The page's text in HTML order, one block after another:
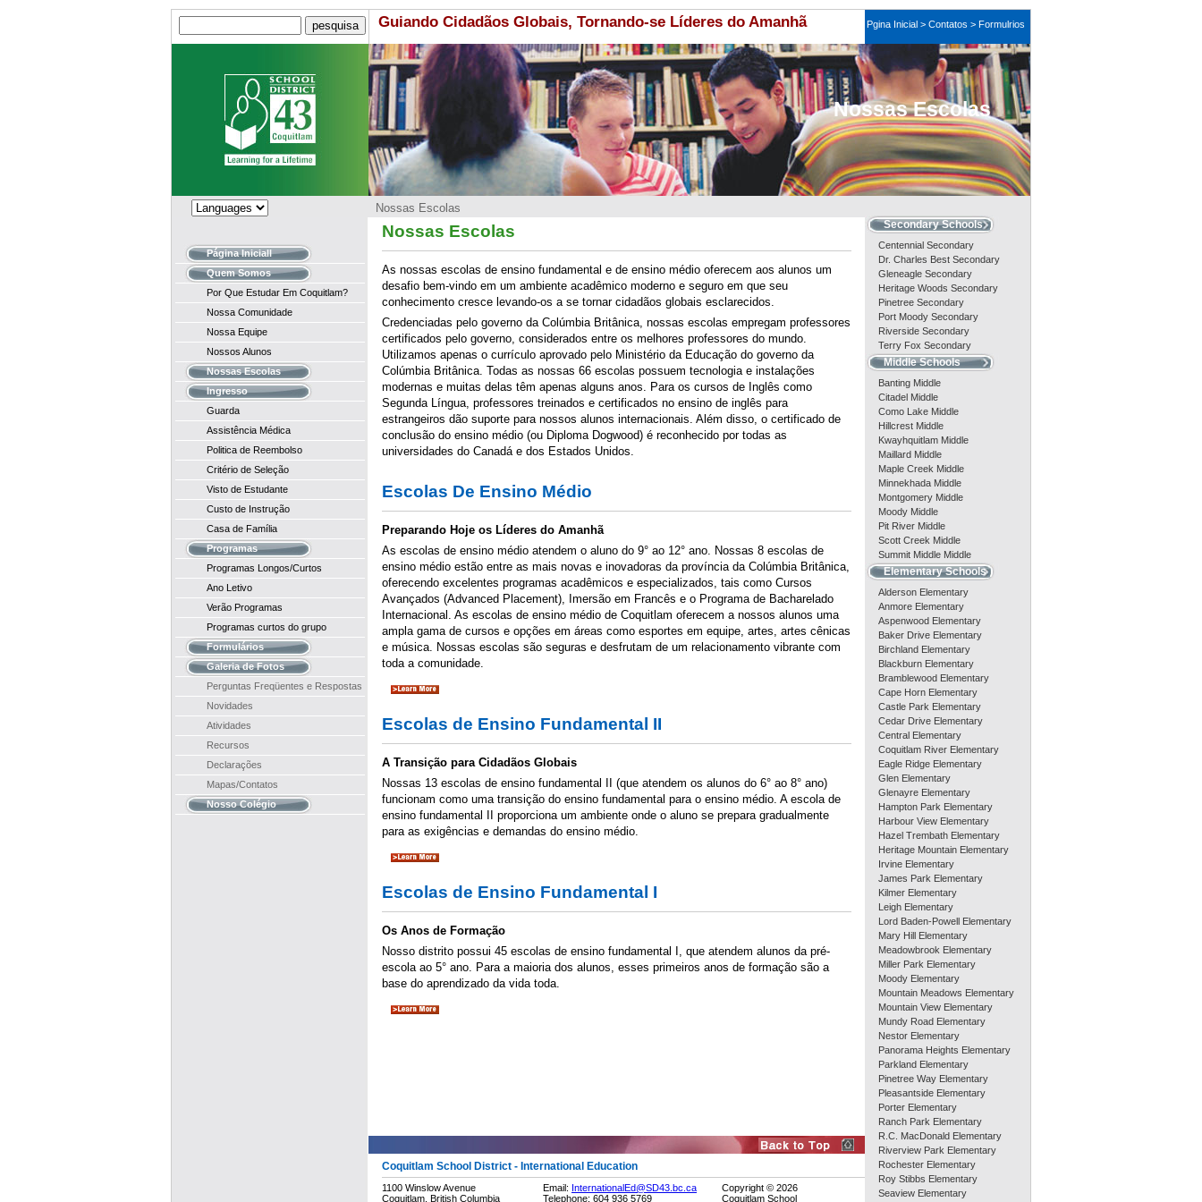
Guiando Cidadãos Globais, Tornando-se Líderes do Amanhã Pgina Inicial > Contatos > Formulrios
Nossas Escolas
Nossas Escolas
Página Iniciall
Quem Somos
Por Que Estudar Em Coquitlam?
Nossa Comunidade
Nossa Equipe
Nossos Alunos
Nossas Escolas
Ingresso
Guarda
Assistência Médica
Politica de Reembolso
Critério de Seleção
Visto de Estudante
Custo de Instrução
Casa de Família
Programas
Programas Longos/Curtos
Ano Letivo
Verão Programas
Programas curtos do grupo
Formulários
Galeria de Fotos
Perguntas Freqüentes e Respostas
Novidades
Atividades
Recursos
Declarações
Mapas/Contatos
Nosso Colégio
Nossas Escolas
As nossas escolas de ensino fundamental e de ensino médio oferecem aos alunos um
desafio bem-vindo em um ambiente acadêmico moderno e seguro em que seu
conhecimento cresce levando-os a se tornar cidadãos globais esclarecidos.
Credenciadas pelo governo da Colúmbia Britânica, nossas escolas empregam professores
certificados pelo governo, considerados entre os melhores professores do mundo.
Utilizamos apenas o currículo aprovado pelo Ministério da Educação do governo da
Colúmbia Britânica. Todas as nossas 66 escolas possuem tecnologia e instalações
modernas e muitas delas têm apenas alguns anos. Para os cursos de Inglês como
Segunda Língua, professores treinados e certificados no ensino de inglês para
estrangeiros dão suporte para nossos alunos internacionais. Além disso, o certificado de
conclusão do ensino médio (ou Diploma Dogwood) é reconhecido por todas as
universidades do Canadá e dos Estados Unidos.
Escolas De Ensino Médio
Preparando Hoje os Líderes do Amanhã
As escolas de ensino médio atendem o aluno do 9° ao 12° ano. Nossas 8 escolas de
ensino médio estão entre as mais novas e inovadoras da província da Colúmbia Britânica,
oferecendo excelentes programas acadêmicos e especializados, tais como Cursos
Avançados (Advanced Placement), Imersão em Francês e o Programa de Bacharelado
Internacional. As escolas de ensino médio de Coquitlam oferecem a nossos alunos uma
ampla gama de cursos e opções em áreas como esportes em equipe, artes, artes cênicas
e música. Nossas escolas são seguras e desfrutam de um relacionamento vibrante com
toda a comunidade.
Escolas de Ensino Fundamental II
A Transição para Cidadãos Globais
Nossas 13 escolas de ensino fundamental II (que atendem os alunos do 6° ao 8° ano)
funcionam como uma transição do ensino fundamental para o ensino médio. A escola de
ensino fundamental II proporciona um ambiente onde o aluno se prepara gradualmente
para as exigências e demandas do ensino médio.
Escolas de Ensino Fundamental I
Os Anos de Formação
Nosso distrito possui 45 escolas de ensino fundamental I, que atendem alunos da pré-
escola ao 5° ano. Para a maioria dos alunos, esses primeiros anos de formação são a
base do aprendizado da vida toda.
Secondary Schools
Centennial Secondary
Dr. Charles Best Secondary
Gleneagle Secondary
Heritage Woods Secondary
Pinetree Secondary
Port Moody Secondary
Riverside Secondary
Terry Fox Secondary
Middle Schools
Banting Middle
Citadel Middle
Como Lake Middle
Hillcrest Middle
Kwayhquitlam Middle
Maillard Middle
Maple Creek Middle
Minnekhada Middle
Montgomery Middle
Moody Middle
Pit River Middle
Scott Creek Middle
Summit Middle Middle
Elementary Schools
Alderson Elementary
Anmore Elementary
Aspenwood Elementary
Baker Drive Elementary
Birchland Elementary
Blackburn Elementary
Bramblewood Elementary
Cape Horn Elementary
Castle Park Elementary
Cedar Drive Elementary
Central Elementary
Coquitlam River Elementary
Eagle Ridge Elementary
Glen Elementary
Glenayre Elementary
Hampton Park Elementary
Harbour View Elementary
Hazel Trembath Elementary
Heritage Mountain Elementary
Irvine Elementary
James Park Elementary
Kilmer Elementary
Leigh Elementary
Lord Baden-Powell Elementary
Mary Hill Elementary
Meadowbrook Elementary
Miller Park Elementary
Moody Elementary
Mountain Meadows Elementary
Mountain View Elementary
Mundy Road Elementary
Nestor Elementary
Panorama Heights Elementary
Parkland Elementary
Pinetree Way Elementary
Pleasantside Elementary
Porter Elementary
Ranch Park Elementary
R.C. MacDonald Elementary
Riverview Park Elementary
Rochester Elementary
Roy Stibbs Elementary
Seaview Elementary
Coquitlam School District - International Education
1100 Winslow Avenue
Coquitlam, British Columbia
Email: InternationalEd@SD43.bc.ca
Telephone: 604 936 5769
Copyright © 2026
Coquitlam School